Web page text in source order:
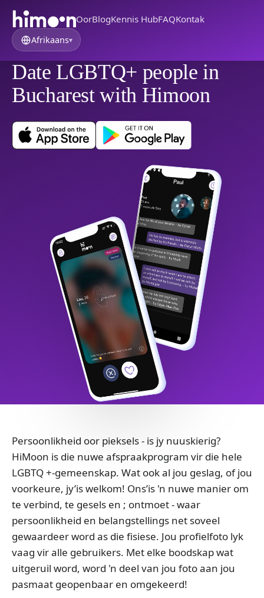
OorBlogKennis HubFAQKontak
Afrikaans▾
Date LGBTQ+ people in
Bucharest with Himoon
Persoonlikheid oor pieksels - is jy nuuskierig?
HiMoon is die nuwe afspraakprogram vir die hele
LGBTQ +-gemeenskap. Wat ook al jou geslag, of jou
voorkeure, jy’is welkom! Ons’is 'n nuwe manier om
te verbind, te gesels en ; ontmoet - waar
persoonlikheid en belangstellings net soveel
gewaardeer word as die fisiese. Jou profielfoto lyk
vaag vir alle gebruikers. Met elke boodskap wat
uitgeruil word, word 'n deel van jou foto aan jou
pasmaat geopenbaar en omgekeerd!